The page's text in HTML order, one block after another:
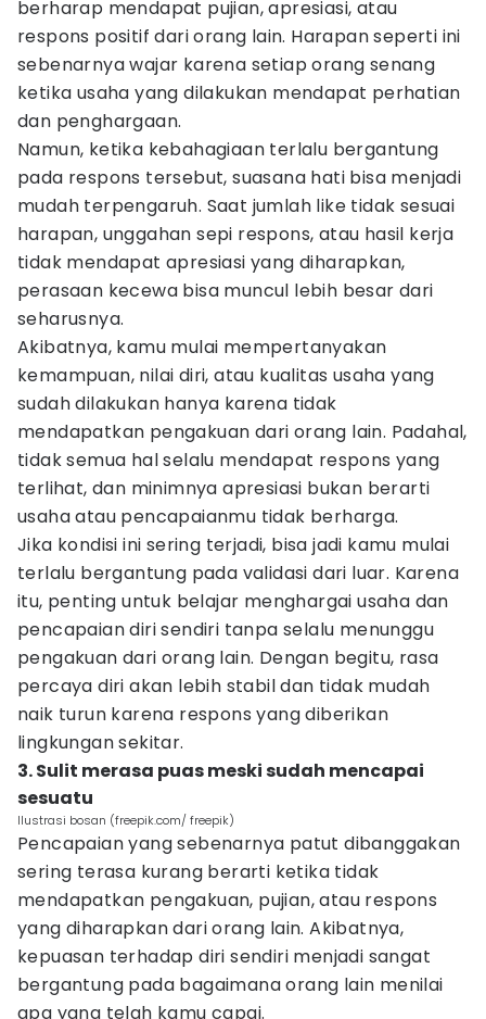
berharap mendapat pujian, apresiasi, atau
respons positif dari orang lain. Harapan seperti ini
sebenarnya wajar karena setiap orang senang
ketika usaha yang dilakukan mendapat perhatian
dan penghargaan.
Namun, ketika kebahagiaan terlalu bergantung
pada respons tersebut, suasana hati bisa menjadi
mudah terpengaruh. Saat jumlah like tidak sesuai
harapan, unggahan sepi respons, atau hasil kerja
tidak mendapat apresiasi yang diharapkan,
perasaan kecewa bisa muncul lebih besar dari
seharusnya.
Akibatnya, kamu mulai mempertanyakan
kemampuan, nilai diri, atau kualitas usaha yang
sudah dilakukan hanya karena tidak
mendapatkan pengakuan dari orang lain. Padahal,
tidak semua hal selalu mendapat respons yang
terlihat, dan minimnya apresiasi bukan berarti
usaha atau pencapaianmu tidak berharga.
Jika kondisi ini sering terjadi, bisa jadi kamu mulai
terlalu bergantung pada validasi dari luar. Karena
itu, penting untuk belajar menghargai usaha dan
pencapaian diri sendiri tanpa selalu menunggu
pengakuan dari orang lain. Dengan begitu, rasa
percaya diri akan lebih stabil dan tidak mudah
naik turun karena respons yang diberikan
lingkungan sekitar.
3. Sulit merasa puas meski sudah mencapai
sesuatu
Ilustrasi bosan (freepik.com/ freepik)
Pencapaian yang sebenarnya patut dibanggakan
sering terasa kurang berarti ketika tidak
mendapatkan pengakuan, pujian, atau respons
yang diharapkan dari orang lain. Akibatnya,
kepuasan terhadap diri sendiri menjadi sangat
bergantung pada bagaimana orang lain menilai
apa yang telah kamu capai.